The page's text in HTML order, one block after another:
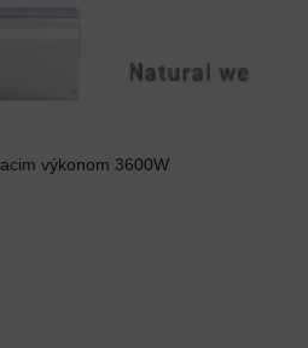
výkonom 3600W